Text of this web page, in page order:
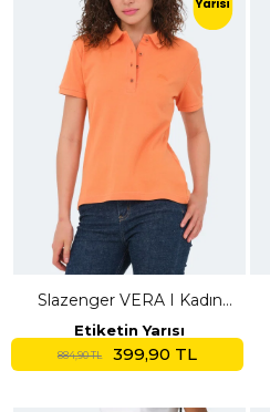
Slazenger VERA I Kadın
Polo Yaka Turuncu Tişört
Etiketin Yarısı
884,90 TL 399,90 TL